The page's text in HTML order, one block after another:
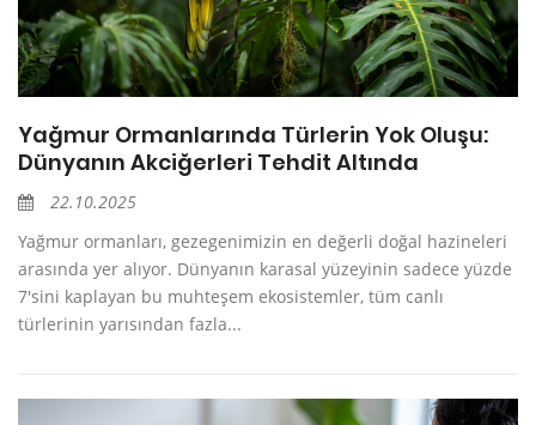
Yağmur Ormanlarında Türlerin Yok Oluşu:
Dünyanın Akciğerleri Tehdit Altında
22.10.2025
Yağmur ormanları, gezegenimizin en değerli doğal hazineleri
arasında yer alıyor. Dünyanın karasal yüzeyinin sadece yüzde
7'sini kaplayan bu muhteşem ekosistemler, tüm canlı
türlerinin yarısından fazla...